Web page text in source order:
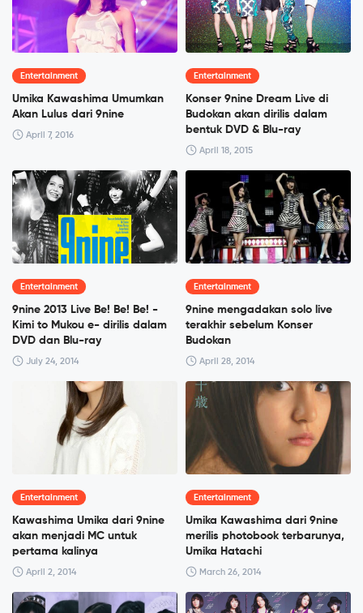
Entertainment
Umika Kawashima Umumkan
Akan Lulus dari 9nine
April 7, 2016
Entertainment
Konser 9nine Dream Live di
Budokan akan dirilis dalam
bentuk DVD & Blu-ray
April 18, 2015
Entertainment
9nine 2013 Live Be! Be! Be! -
Kimi to Mukou e- dirilis dalam
DVD dan Blu-ray
July 24, 2014
Entertainment
9nine mengadakan solo live
terakhir sebelum Konser
Budokan
April 28, 2014
Entertainment
Kawashima Umika dari 9nine
akan menjadi MC untuk
pertama kalinya
April 2, 2014
Entertainment
Umika Kawashima dari 9nine
merilis photobook terbarunya,
Umika Hatachi
March 26, 2014